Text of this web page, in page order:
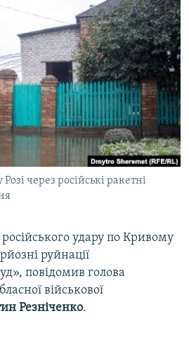
через російські ракетні
удару по Кривому
руйнації
повідомив голова
військової
Резніченко.